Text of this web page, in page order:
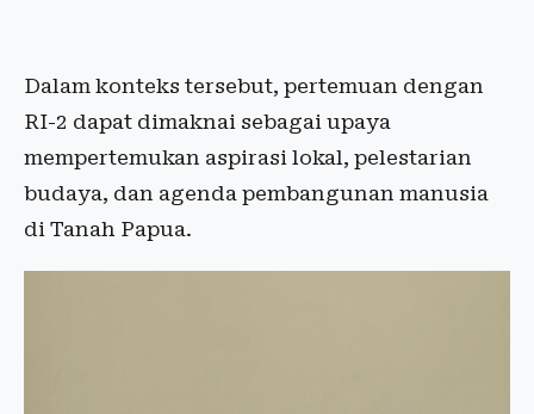
Dalam konteks tersebut, pertemuan dengan
RI-2 dapat dimaknai sebagai upaya
mempertemukan aspirasi lokal, pelestarian
budaya, dan agenda pembangunan manusia
di Tanah Papua.